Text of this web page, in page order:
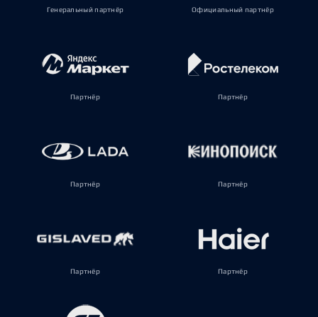
Генеральный партнёр Официальный партнёр
Партнёр Партнёр
Партнёр Партнёр
Партнёр Партнёр